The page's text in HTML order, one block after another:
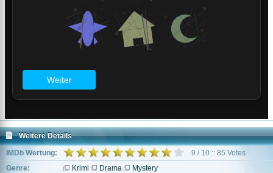
Weitere Details
IMDb Wertung:
9 / 10 :: 85 Votes
Genre:
Krimi Drama
Mystery